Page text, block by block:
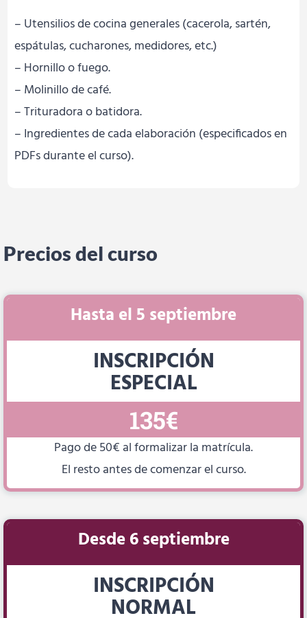
– Utensilios de cocina generales (cacerola, sartén,
espátulas, cucharones, medidores, etc.)
– Hornillo o fuego.
– Molinillo de café.
– Trituradora o batidora.
– Ingredientes de cada elaboración (especificados en
PDFs durante el curso).
Precios del curso
Hasta el 5 septiembre
INSCRIPCIÓN
ESPECIAL
135€
Pago de 50€ al formalizar la matrícula.
El resto antes de comenzar el curso.
Desde 6 septiembre
INSCRIPCIÓN
NORMAL